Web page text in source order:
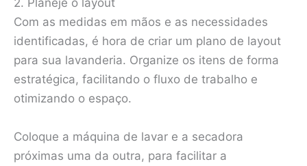
2. Planeje o layout
Com as medidas em mãos e as necessidades
identificadas, é hora de criar um plano de layout
para sua lavanderia. Organize os itens de forma
estratégica, facilitando o fluxo de trabalho e
otimizando o espaço.
Coloque a máquina de lavar e a secadora
próximas uma da outra, para facilitar a